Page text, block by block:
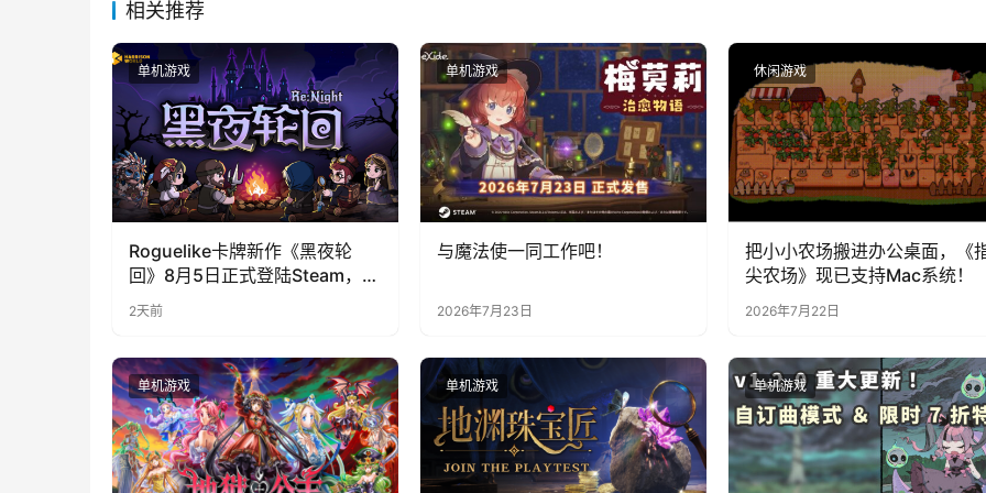
相关推荐
单机游戏
Roguelike卡牌新作《黑夜轮
回》8月5日正式登陆Steam，首
发9折优惠开启
2天前
单机游戏
与魔法使一同工作吧！
2026年7月23日
休闲游戏
把小小农场搬进办公桌面，《
尖农场》现已支持Mac系统！
2026年7月22日
单机游戏 单机游戏 单机游戏